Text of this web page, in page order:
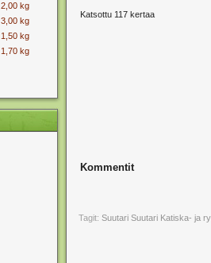
2,00 kg
3,00 kg
1,50 kg
1,70 kg
Katsottu 117 kertaa
Kommentit
Tagit: Suutari Suutari Katiska- ja